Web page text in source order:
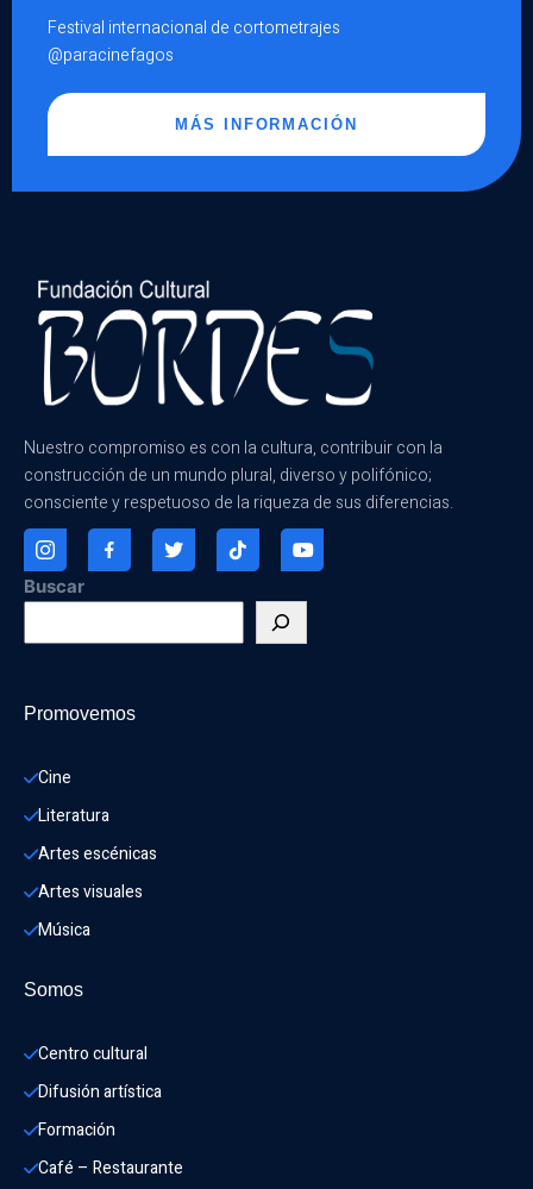
Festival internacional de cortometrajes
@paracinefagos
MÁS INFORMACIÓN
Nuestro compromiso es con la cultura, contribuir con la
construcción de un mundo plural, diverso y polifónico;
consciente y respetuoso de la riqueza de sus diferencias.
Buscar
Promovemos
Cine
Literatura
Artes escénicas
Artes visuales
Música
Somos
Centro cultural
Difusión artística
Formación
Café – Restaurante